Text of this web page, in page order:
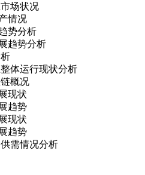
场状况
情况
势分析
趋势分析
体运行现状分析
概况
现状
趋势
现状
趋势
需情况分析